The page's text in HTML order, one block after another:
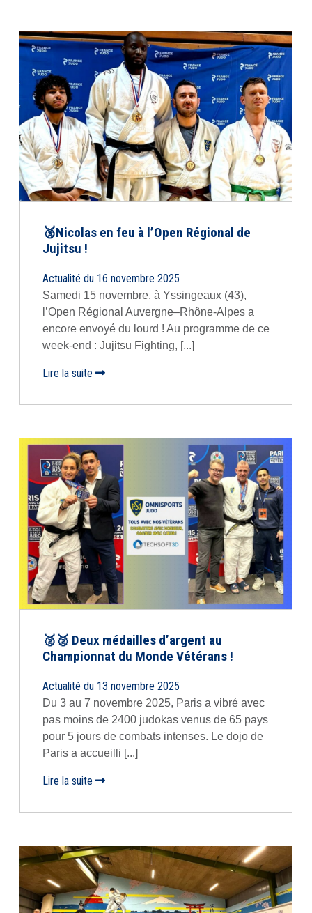
🥉Nicolas en feu à l’Open Régional de
Jujitsu !
Actualité du 16 novembre 2025
Samedi 15 novembre, à Yssingeaux (43),
l’Open Régional Auvergne–Rhône-Alpes a
encore envoyé du lourd ! Au programme de ce
week-end : Jujitsu Fighting, [...]
Lire la suite
🥈🥈 Deux médailles d’argent au
Championnat du Monde Vétérans !
Actualité du 13 novembre 2025
Du 3 au 7 novembre 2025, Paris a vibré avec
pas moins de 2400 judokas venus de 65 pays
pour 5 jours de combats intenses. Le dojo de
Paris a accueilli [...]
Lire la suite